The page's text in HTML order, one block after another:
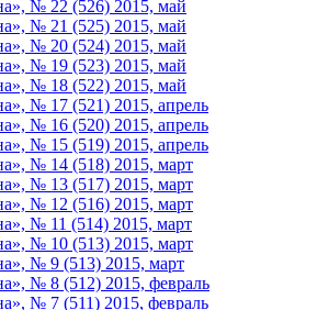
№ 22 (526) 2015, май
№ 21 (525) 2015, май
№ 20 (524) 2015, май
№ 19 (523) 2015, май
№ 18 (522) 2015, май
№ 17 (521) 2015, апрель
№ 16 (520) 2015, апрель
№ 15 (519) 2015, апрель
№ 14 (518) 2015, март
№ 13 (517) 2015, март
№ 12 (516) 2015, март
№ 11 (514) 2015, март
№ 10 (513) 2015, март
№ 9 (513) 2015, март
№ 8 (512) 2015, февраль
№ 7 (511) 2015, февраль